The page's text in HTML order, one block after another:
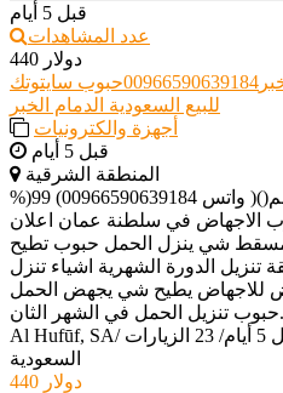
قبل 5 أيام
عدد المشاهدات
440 دولار
حبوب الإجهاض في الدمام الخبر00966590639184حبوب سايتوتك
للبيع السعودية الدمام الخبر
أجهزة والكترونيات
قبل 5 أيام
المنطقة الشرقية
حبوب سايتوتك الرياض/جدة بخصم()( واتس 00966590639184) 99(%
الاجهاض في سلطنة عمان اعلان
مسقط شي ينزل الحمل حبوب تطيح
تنزيل الدورة الشهرية اشياء تنزل
للاجهاض يطيح شي يجهض الحمل
Al Hufūf, SA/ / 23 الزيارات
السعودية
440 دولار